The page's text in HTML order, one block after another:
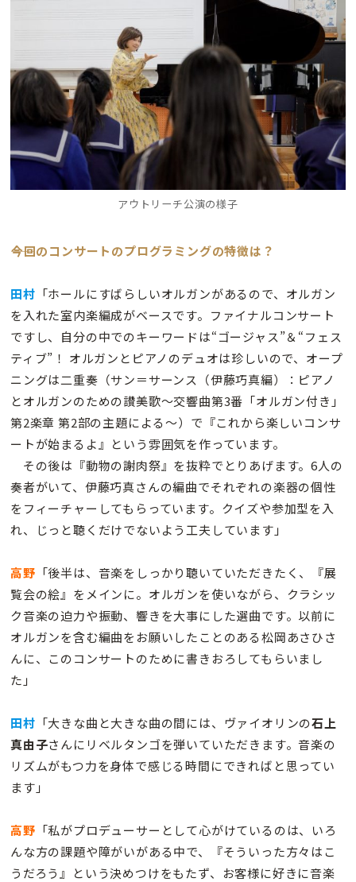
アウトリーチ公演の様子
――今回のコンサートのプログラミングの特徴は？
田村 「ホールにすばらしいオルガンがあるので、オルガン
を入れた室内楽編成がベースです。ファイナルコンサート
ですし、自分の中でのキーワードは“ゴージャス”＆“フェス
ティブ”！ オルガンとピアノのデュオは珍しいので、オープ
ニングは二重奏（サン＝サーンス（伊藤巧真編）：ピアノ
とオルガンのための讃美歌～交響曲第3番「オルガン付き」
第2楽章 第2部の主題による～）で『これから楽しいコンサ
ートが始まるよ』という雰囲気を作っています。
その後は『動物の謝肉祭』を抜粋でとりあげます。6人の
奏者がいて、伊藤巧真さんの編曲でそれぞれの楽器の個性
をフィーチャーしてもらっています。クイズや参加型を入
れ、じっと聴くだけでないよう工夫しています」
高野 「後半は、音楽をしっかり聴いていただきたく、『展
覧会の絵』をメインに。オルガンを使いながら、クラシッ
ク音楽の迫力や振動、響きを大事にした選曲です。以前に
オルガンを含む編曲をお願いしたことのある松岡あさひさ
んに、このコンサートのために書きおろしてもらいまし
た」
田村 「大きな曲と大きな曲の間には、ヴァイオリンの石上
真由子さんにリベルタンゴを弾いていただきます。音楽の
リズムがもつ力を身体で感じる時間にできればと思ってい
ます」
高野 「私がプロデューサーとして心がけているのは、いろ
んな方の課題や障がいがある中で、『そういった方々はこ
うだろう』という決めつけをもたず、お客様に好きに音楽